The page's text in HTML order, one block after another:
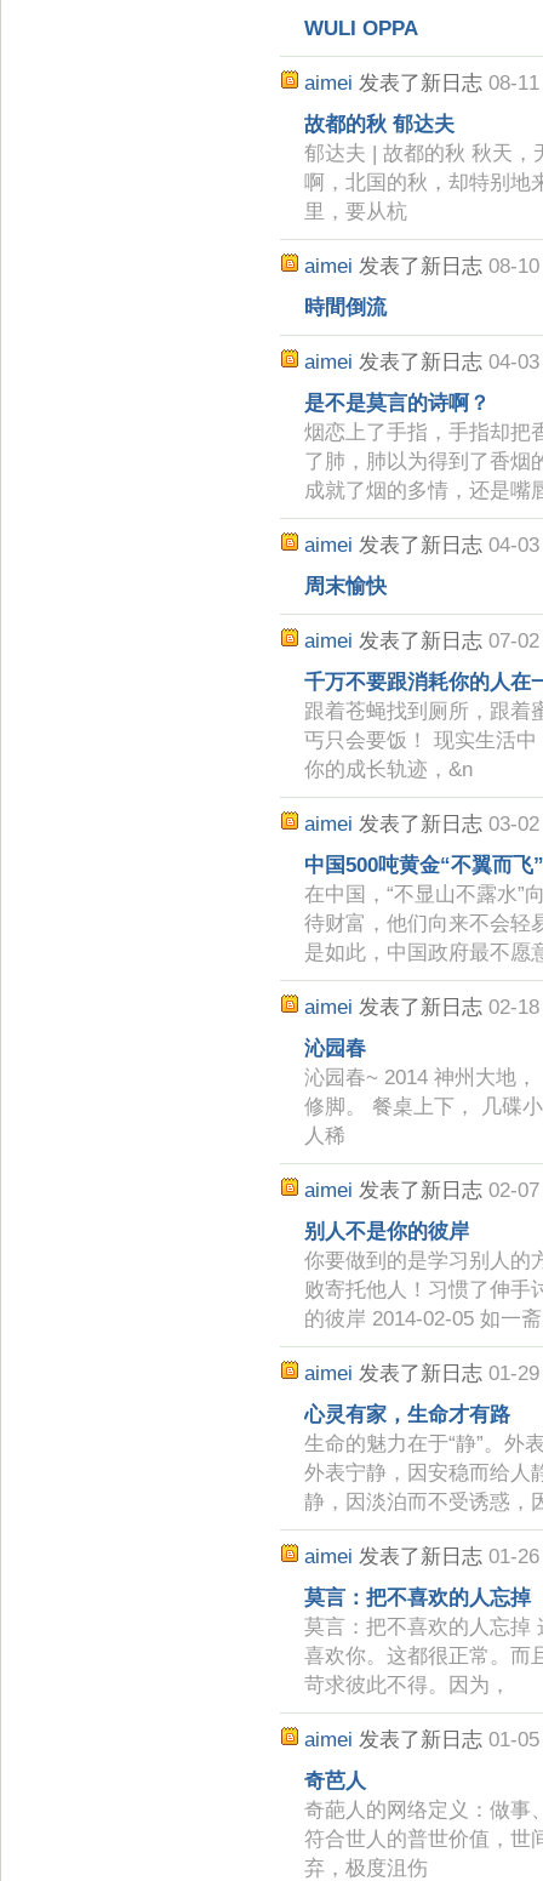
WULI OPPA
aimei 发表了新日志 08-
故都的秋 郁达夫
郁达夫 | 故都的秋 秋天，
啊，北国的秋，却特别地
里，要从杭
aimei 发表了新日志 08-
時間倒流
aimei 发表了新日志 04-
是不是莫言的诗啊？
烟恋上了手指，手指却把
了肺，肺以为得到了香烟
成就了烟的多情，还是嘴
aimei 发表了新日志 04-
周末愉快
aimei 发表了新日志 07-
千万不要跟消耗你的人在
跟着苍蝇找到厕所，跟着
丐只会要饭！ 现实生活
你的成长轨迹，&n
aimei 发表了新日志 03-
中国500吨黄金“不翼而
在中国，“不显山不露水”
待财富，他们向来不会轻
是如此，中国政府最不愿
aimei 发表了新日志 02-
沁园春
沁园春~ 2014 神州大地
修脚。 餐桌上下， 几碟
人稀
aimei 发表了新日志 02-
别人不是你的彼岸
你要做到的是学习别人的
败寄托他人！习惯了伸手
的彼岸 2014-02-05 如一斋
aimei 发表了新日志 01-
心灵有家，生命才有路
生命的魅力在于“静”。外
外表宁静，因安稳而给人
静，因淡泊而不受诱惑，
aimei 发表了新日志 01-
莫言：把不喜欢的人忘掉
莫言：把不喜欢的人忘掉
喜欢你。这都很正常。而
苛求彼此不得。因为，
aimei 发表了新日志 01-
奇芭人
奇葩人的网络定义：做事
符合世人的普世价值，世
弃，极度沮伤